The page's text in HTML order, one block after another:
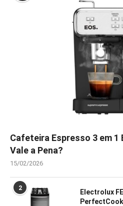
Cafeteira Espresso 3 em 1
Vale a Pena?
15/02/2026
2
Electrolux